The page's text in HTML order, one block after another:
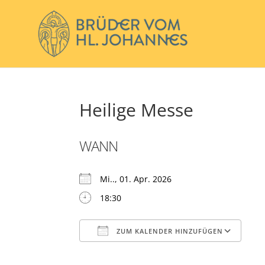
Heilige Messe
WANN
Mi.., 01. Apr. 2026
18:30
ZUM KALENDER HINZUFÜGEN